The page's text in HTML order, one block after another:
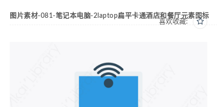
喜欢收藏:
图片素材-081-笔记本电脑-2laptop扁平卡通酒店和餐厅元素图标